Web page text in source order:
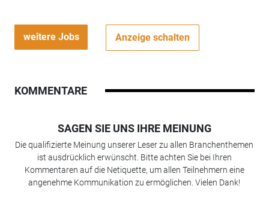
weitere Jobs Anzeige schalten
KOMMENTARE
SAGEN SIE UNS IHRE MEINUNG
Die qualifizierte Meinung unserer Leser zu allen Branchenthemen
ist ausdrücklich erwünscht. Bitte achten Sie bei Ihren
Kommentaren auf die Netiquette, um allen Teilnehmern eine
angenehme Kommunikation zu ermöglichen. Vielen Dank!